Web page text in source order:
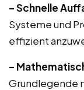
– Schnelle
Systeme und
effizient
–
Grundlegende